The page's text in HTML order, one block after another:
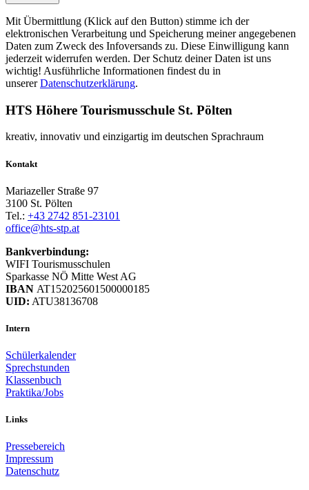
Mit Übermittlung (Klick auf den Button) stimme ich der
elektronischen Verarbeitung und Speicherung meiner angegebenen
Daten zum Zweck des Infoversands zu. Diese Einwilligung kann
jederzeit widerrufen werden. Der Schutz deiner Daten ist uns
wichtig! Ausführliche Informationen findest du in
unsererDatenschutzerklärung.
HTS Höhere Tourismusschule St. Pölten
kreativ, innovativ und einzigartig im deutschen Sprachraum
Kontakt
Mariazeller Straße 97
3100 St. Pölten
Tel.: +43 2742 851-23101
office@hts-stp.at
Bankverbindung:
WIFI Tourismusschulen
Sparkasse NÖ Mitte West AG
IBAN AT152025601500000185
UID: ATU38136708
Intern
Schülerkalender
Sprechstunden
Klassenbuch
Praktika/Jobs
Links
Pressebereich
Impressum
Datenschutz